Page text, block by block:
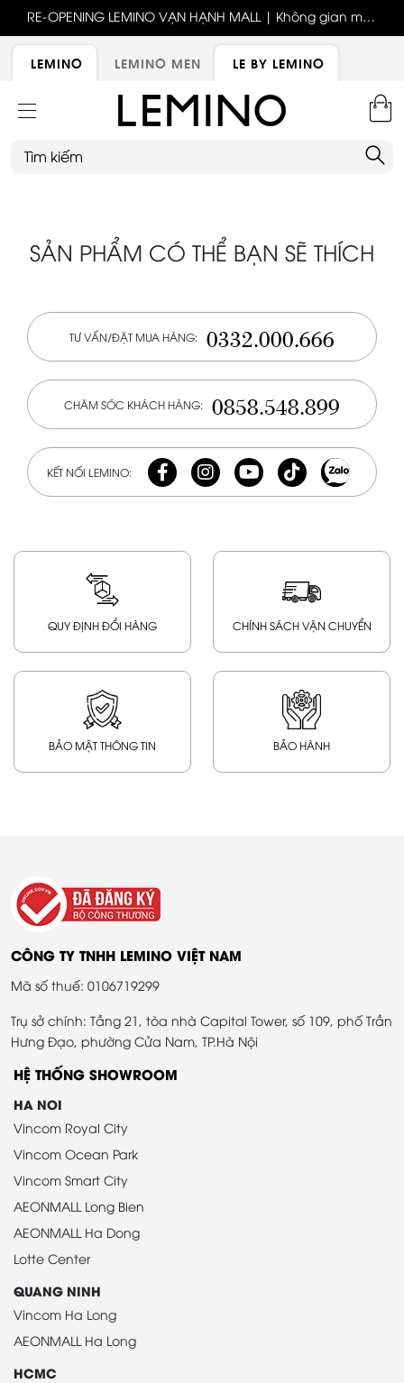
RE-OPENING LEMINO VẠN HẠNH MALL | Không gian mới,
trải nghiệm mới, ưu đãi tri ân đặc biệt
LEMINO
LEMINO MEN LE BY LEMINO
SẢN PHẨM CÓ THỂ BẠN SẼ THÍCH
TƯ VẤN/ĐẶT MUA HÀNG: 0332.000.666
CHĂM SÓC KHÁCH HÀNG: 0858.548.899
KẾT NỐI LEMINO:
QUY ĐỊNH ĐỔI HÀNG CHÍNH SÁCH VẬN CHUYỂN
BẢO MẬT THÔNG TIN BẢO HÀNH
CÔNG TY TNHH LEMINO VIỆT NAM
Mã số thuế: 0106719299
Trụ sở chính: Tầng 21, tòa nhà Capital Tower, số 109, phố Trần
Hưng Đạo, phường Cửa Nam, TP.Hà Nội
HỆ THỐNG SHOWROOM
HA NOI
Vincom Royal City
Vincom Ocean Park
Vincom Smart City
AEONMALL Long Bien
AEONMALL Ha Dong
Lotte Center
QUANG NINH
Vincom Ha Long
AEONMALL Ha Long
HCMC